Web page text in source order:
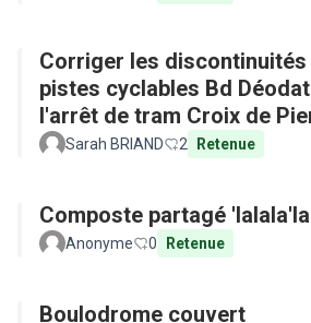
Corriger les discontinuités
pistes cyclables Bd
l'arrêt de tram Croix de
Sarah BRIAND 2 Retenue
Composte partagé
Anonyme 0 Retenue
Boulodrome couvert